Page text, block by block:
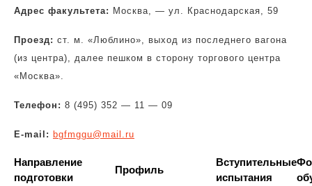
Адрес факультета: Москва, — ул. Краснодарская, 59
Проезд: ст. м. «Люблино», выход из последнего вагона
(из центра), далее пешком в сторону торгового центра
«Москва».
Телефон: 8 (495) 352 — 11 — 09
E-mail: bgfmggu@mail.ru
Направление
подготовки
Профиль
Вступительные
испытания